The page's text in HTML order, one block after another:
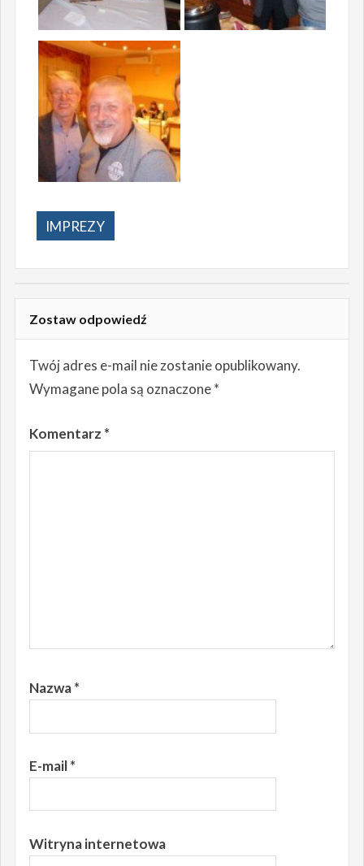
IMPREZY
Zostaw odpowiedź
Twój adres e-mail nie zostanie opublikowany.
Wymagane pola są oznaczone*
Komentarz *
Nazwa*
E-mail*
Witryna internetowa